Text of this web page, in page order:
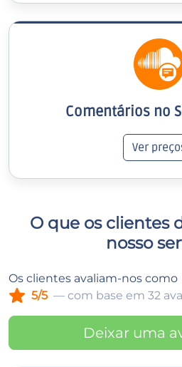
Comentários no
Ver
O que os clientes
nosso
Os clientes avaliam-nos como
5/5 — com base em 32
Deixar uma